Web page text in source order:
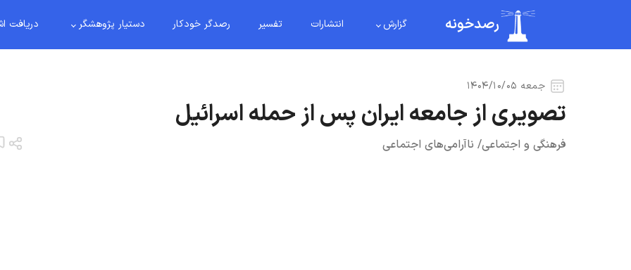
گزارش انتشارات تفسیر رصدگر خودکار دستیار پژوهشگر دریافت رصدخونه
جمعه ۱۴۰۴/۱۰/۰۵
تصویری از جامعه ایران پس از حمله اسرائیل
فرهنگی و اجتماعی/ ناآرامی‌های اجتماعی